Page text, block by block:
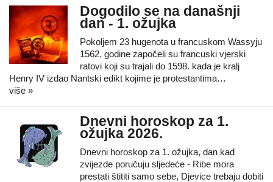
Dogodilo se na današnji
dan - 1. ožujka
Pokoljem 23 hugenota u francuskom Wassyju
1562. godine započeli su francuski vjerski
ratovi koji su trajali do 1598. kada je kralj
Henry IV izdao Nantski edikt kojime je protestantima…
više »
Dnevni horoskop za 1.
ožujka 2026.
Dnevni horoskop za 1. ožujka, dan kad
zvijezde poručuju sljedeće - Ribe mora
prestati štititi samo sebe, Djevice trebaju dobiti